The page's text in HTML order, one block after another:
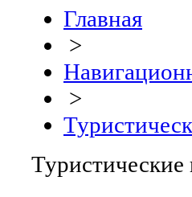
Главная
>
>
Туристические